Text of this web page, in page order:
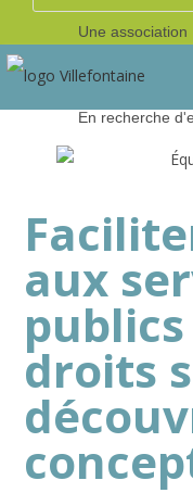
Une association
En recherche
aux
droits